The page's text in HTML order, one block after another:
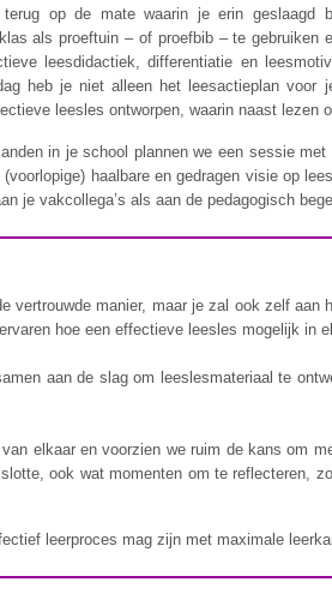
op de mate waarin je erin
als proeftuin – of proefbib – te
leesdidactiek, differentiatie en
heb je niet alleen het leesactieplan
leesles ontworpen, waarin naast lezen
in je school plannen we een sessie
haalbare en gedragen visie op
je vakcollega’s als aan de pedagogisch
vertrouwde manier, maar je zal ook zelf
hoe een effectieve leesles mogelijk in
aan de slag om leeslesmateriaal te
elkaar en voorzien we ruim de kans om
ook wat momenten om te reflecteren,
leerproces mag zijn met maximale